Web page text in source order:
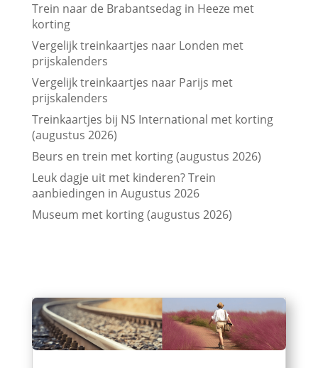
Trein naar de Brabantsedag in Heeze met
korting
Vergelijk treinkaartjes naar Londen met
prijskalenders
Vergelijk treinkaartjes naar Parijs met
prijskalenders
Treinkaartjes bij NS International met korting
(augustus 2026)
Beurs en trein met korting (augustus 2026)
Leuk dagje uit met kinderen? Trein
aanbiedingen in Augustus 2026
Museum met korting (augustus 2026)